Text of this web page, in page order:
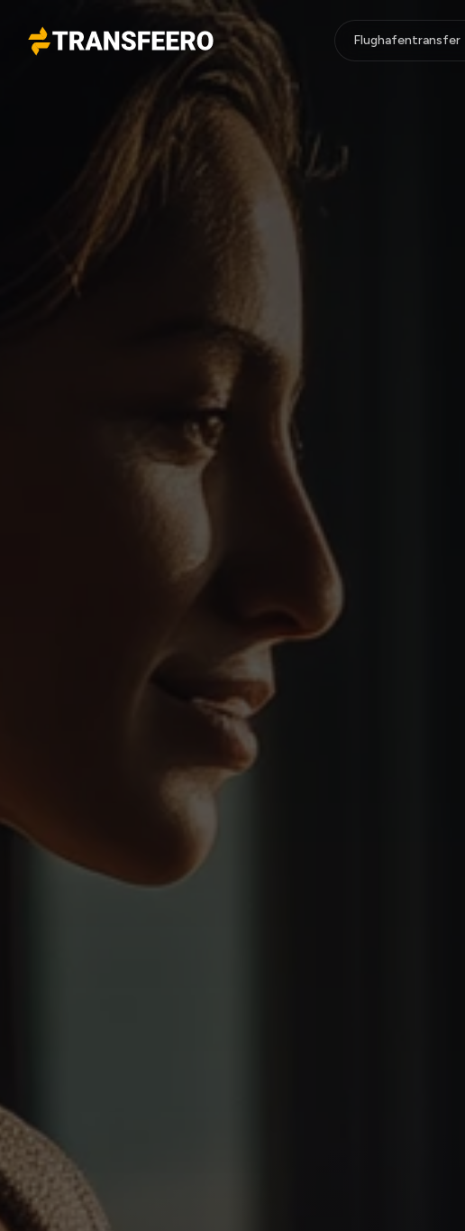
Transfeero
Flughafentransfer